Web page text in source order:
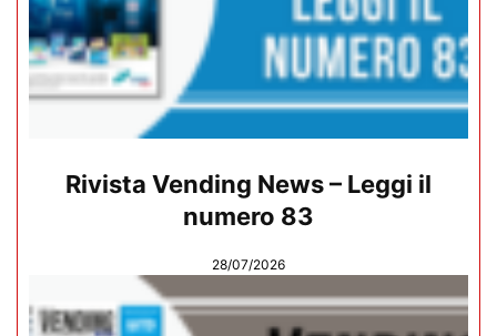
Rivista Vending News – Leggi il
numero 83
28/07/2026